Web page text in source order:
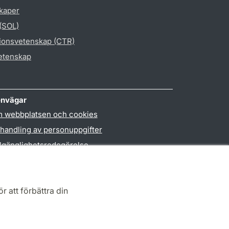
att förbättra din
(CTR)
webbplatsen och cookies
av personuppgifter